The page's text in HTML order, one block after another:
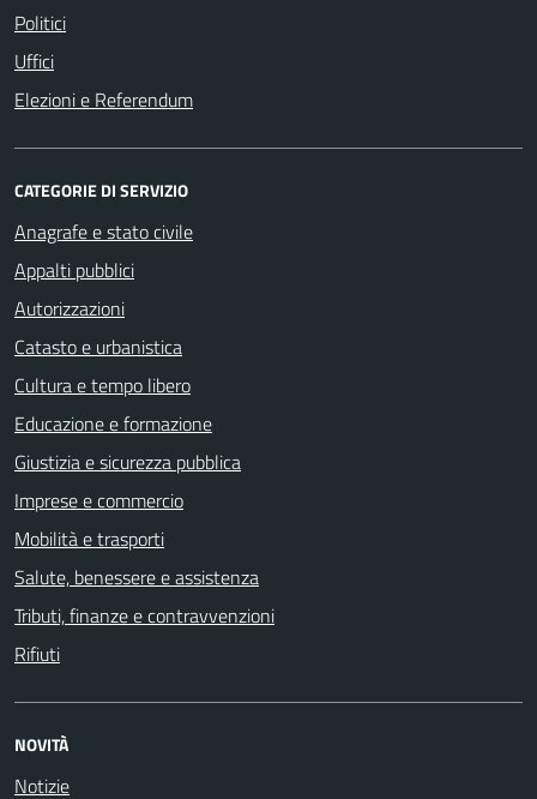
Politici
Uffici
Elezioni e Referendum
CATEGORIE DI SERVIZIO
Anagrafe e stato civile
Appalti pubblici
Autorizzazioni
Catasto e urbanistica
Cultura e tempo libero
Educazione e formazione
Giustizia e sicurezza pubblica
Imprese e commercio
Mobilità e trasporti
Salute, benessere e assistenza
Tributi, finanze e contravvenzioni
Rifiuti
NOVITÀ
Notizie